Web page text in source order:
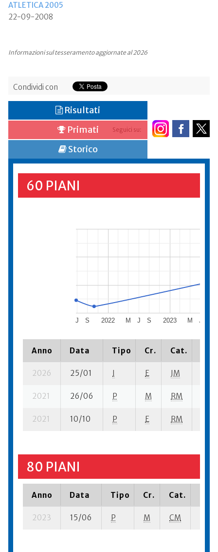
ATLETICA 2005
22-09-2008
Informazioni sul tesseramento aggiornate al 2026
Condividi con
Seguici su:
Risultati
Primati
Storico
60 PIANI
2022 2023
J S M J S M J
Anno Data Tipo Cr. Cat.
2026 25/01 I E JM
2021 26/06 P M RM
2021 10/10 P E RM
80 PIANI
Anno Data Tipo Cr. Cat.
2023 15/06 P M CM